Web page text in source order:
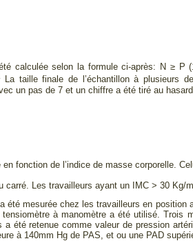
calculée selon la formule ci-après: N ≥ P
La taille finale de l’échantillon à plusieurs
un pas de 7 et un chiffre a été tiré au
de l’indice de masse corporelle.
carré. Les travailleurs ayant un IMC > 30 Kg/
mesurée chez les travailleurs en position
à manomètre a été utilisé. Trois
a été retenue comme valeur de pression
à 140mm Hg de PAS, et ou une PAD